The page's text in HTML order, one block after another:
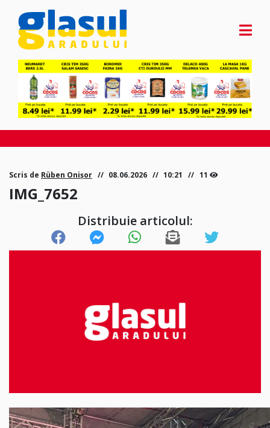
Scris de Rüben Onișor 08.06.2026 10:21 11
IMG_7652
Distribuie articolul: